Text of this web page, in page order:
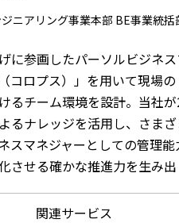
ニアリング事業本部 BE事業統
に参画したパーソルビジネ
（コロプス）」を用いて現
るチーム環境を設計。当社
るナレッジを活用し、さま
スマネジャーとしての管理
させる確かな推進力を生み出
関連サービス